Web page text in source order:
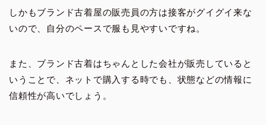
しかもブランド古着屋の販売員の方は接客がグイグイ来な
いので、自分のペースで服も見やすいですね。
また、ブランド古着はちゃんとした会社が販売していると
いうことで、ネットで購入する時でも、状態などの情報に
信頼性が高いでしょう。